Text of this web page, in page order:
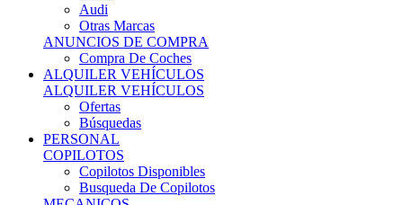
Otras Marcas
ANUNCIOS DE COMPRA
Compra De Coches
ALQUILER VEHÍCULOS
ALQUILER VEHÍCULOS
Ofertas
Búsquedas
PERSONAL
COPILOTOS
Copilotos Disponibles
Busqueda De Copilotos
MECANICOS
Mecánicos Disponibles